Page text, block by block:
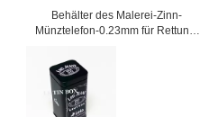
Behälter des Malerei-Zinn-
Münztelefon-0.23mm für Rettung,